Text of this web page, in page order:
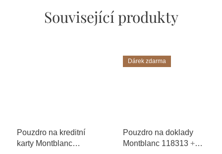
Související produkty
Pouzdro na kreditní
karty Montblanc
Dárek zdarma
Pouzdro na doklady
Montblanc 118313 +